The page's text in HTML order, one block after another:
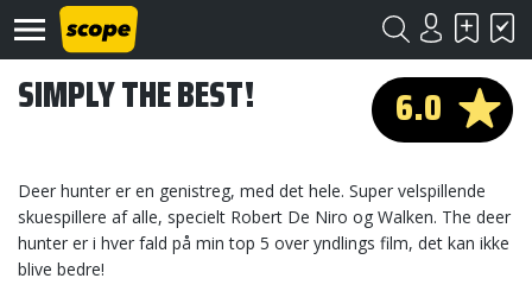
SIMPLY THE BEST! 6.0
Deer hunter er en genistreg, med det hele. Super velspillende
skuespillere af alle, specielt Robert De Niro og Walken. The deer
hunter er i hver fald på min top 5 over yndlings film, det kan ikke
blive bedre!